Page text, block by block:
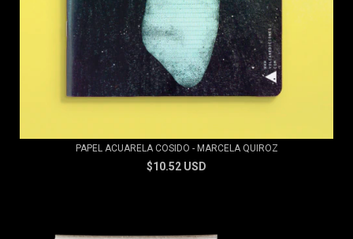
PAPEL ACUARELA COSIDO - MARCELA QUIROZ
$10.52 USD